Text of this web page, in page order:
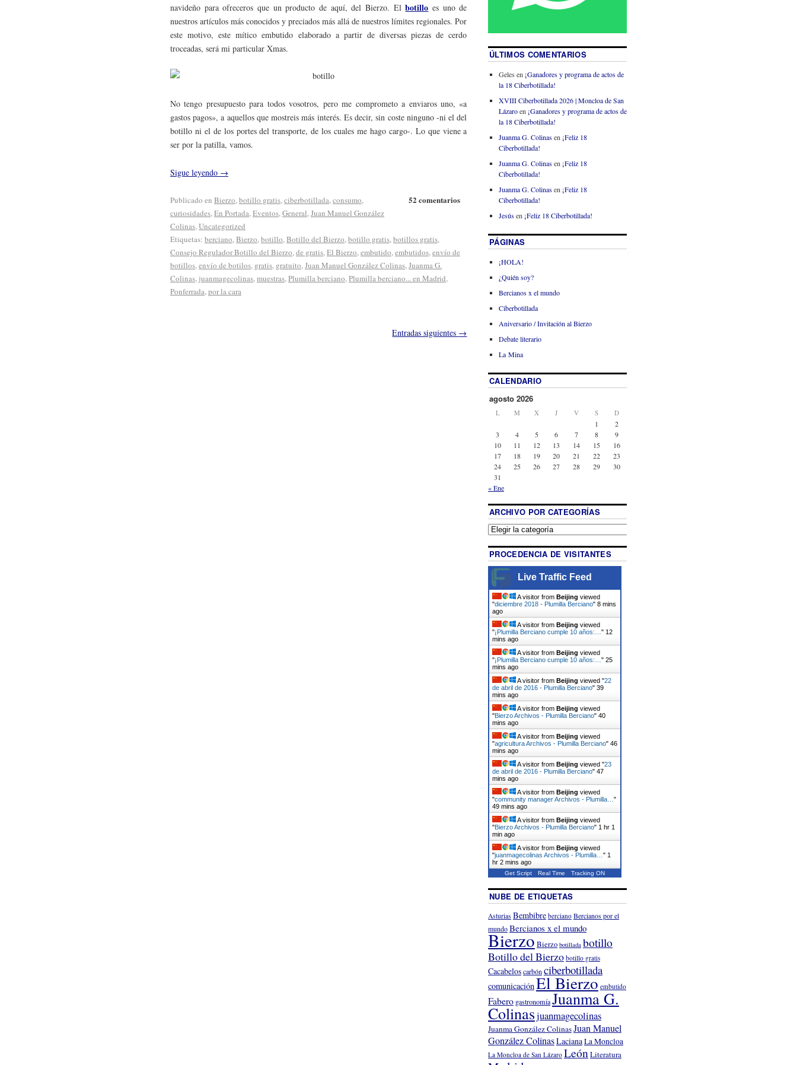
navideño para ofreceros que un producto de aquí, del Bierzo. Elbotillo es uno de
nuestros artículos más conocidos y preciados más allá de nuestros límites regionales. Por
este motivo, este mítico embutido elaborado a partir de diversas piezas de cerdo
troceadas, será mi particular Xmas.
No tengo presupuesto para todos vosotros, pero me comprometo a enviaros uno, «a
gastos pagos», a aquellos que mostreis más interés. Es decir, sin coste ninguno -ni el del
botillo ni el de los portes del transporte, de los cuales me hago cargo-. Lo que viene a
ser por la patilla, vamos.
Sigue leyendo →
52 comentarios
Publicado en Bierzo,botillo gratis,ciberbotillada,consumo,
curiosidades,En Portada,Eventos,General,Juan Manuel González
Colinas,Uncategorized
Etiquetas: berciano,Bierzo,botillo,Botillo del Bierzo,botillo gratis,botillos gratis,
Consejo Regulador Botillo del Bierzo,de gratis,El Bierzo,embutido,embutidos,envío de
botillos,envío de botilos, gratis, gratuito,Juan Manuel González Colinas,Juanma G.
Colinas, juanmagecolinas,muestras,Plumilla berciano,Plumilla berciano... en Madrid,
Ponferrada,por la cara
Entradas siguientes →
ÚLTIMOS COMENTARIOS
Geles en ¡Ganadores y programa de actos de
la 18 Ciberbotillada!
XVIII Ciberbotillada 2026 | Moncloa de San
Lázaroen ¡Ganadores y programa de actos de
la 18 Ciberbotillada!
Juanma G. Colinasen ¡Feliz 18
Ciberbotillada!
Juanma G. Colinasen ¡Feliz 18
Ciberbotillada!
Juanma G. Colinasen ¡Feliz 18
Ciberbotillada!
Jesúsen ¡Feliz 18 Ciberbotillada!
PÁGINAS
¡HOLA!
¿Quién soy?
Bercianos x el mundo
Ciberbotillada
Aniversario / Invitación al Bierzo
Debate literario
La Mina
CALENDARIO
agosto 2026
L M X J V S D
1
2
3
4 5 6 7 8
9
10
11 12 13 14 15
16
17
18 19 20 21 22
23
24
25 26 27 28 29
30
31
« Ene
ARCHIVO POR CATEGORÍAS
PROCEDENCIA DE VISITANTES
Live Traffic Feed
A visitor from Beijing viewed
"diciembre 2018 - Plumilla Berciano" 8 mins
ago
A visitor from Beijing viewed
"¡Plumilla Berciano cumple 10 años:… " 12
mins ago
A visitor from Beijing viewed
"¡Plumilla Berciano cumple 10 años:… " 25
mins ago
A visitor from Beijing viewed "22
de abril de 2016 - Plumilla Berciano" 39
mins ago
A visitor from Beijing viewed
"Bierzo Archivos - Plumilla Berciano" 40
mins ago
A visitor from Beijing viewed
"agricultura Archivos - Plumilla Berciano" 47
mins ago
A visitor from Beijing viewed "23
de abril de 2016 - Plumilla Berciano" 47
mins ago
A visitor from Beijing viewed
"community manager Archivos - Plumilla… "
49 mins ago
A visitor from Beijing viewed
"Bierzo Archivos - Plumilla Berciano" 1 hr 1
min ago
A visitor from Beijing viewed
"juanmagecolinas Archivos - Plumilla… " 1
hr 2 mins ago
Get Script Real Time Tracking ON
NUBE DE ETIQUETAS
Asturias Bembibre berciano Bercianos por el
mundoBercianos x el mundo
BierzoBierzo botillada botillo
Botillo del Bierzo botillo gratis
Cacabeloscarbón ciberbotillada
comunicaciónEl Bierzo embutido
Fabero gastronomíaJuanma G.
Colinasjuanmagecolinas
Juanma González ColinasJuan Manuel
González ColinasLacianaLa Moncloa
La Moncloa de San Lázaro LeónLiteratura